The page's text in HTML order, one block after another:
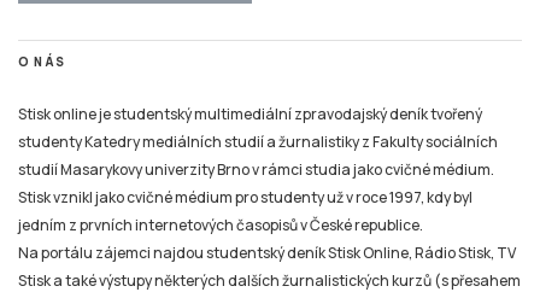
O NÁS
Stisk online je studentský multimediální zpravodajský deník tvořený
studenty Katedry mediálních studií a žurnalistiky z Fakulty sociálních
studií Masarykovy univerzity Brno v rámci studia jako cvičné médium.
Stisk vznikl jako cvičné médium pro studenty už v roce 1997, kdy byl
jedním z prvních internetových časopisů v České republice.
Na portálu zájemci najdou studentský deník Stisk Online, Rádio Stisk, TV
Stisk a také výstupy některých dalších žurnalistických kurzů (s přesahem